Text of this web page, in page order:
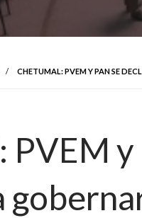
CHETUMAL: PVEM Y PAN SE
PVEM